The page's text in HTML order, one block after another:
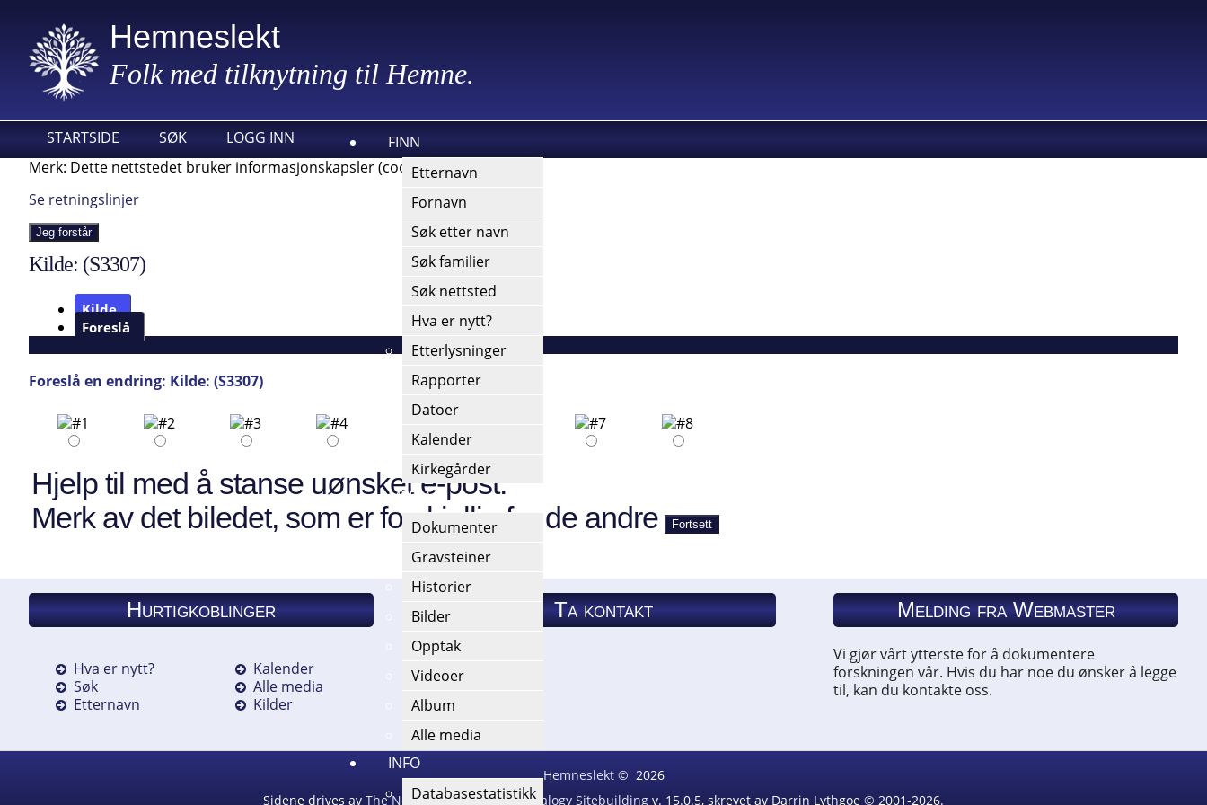
Hemneslekt
Folk med tilknytning til Hemne.
STARTSIDE SØK LOGG INN
FINN
Etternavn
Fornavn
Søk etter navn
Søk familier
Søk nettsted
Hva er nytt?
Etterlysninger
Rapporter
Datoer
Kalender
Kirkegårder
MEDIA
Dokumenter
Gravsteiner
Historier
Bilder
Opptak
Videoer
Album
Alle media
INFO
Databasestatistikk
Merk: Dette nettstedet bruker informasjonskapsler (cookies).
Se retningslinjer
Jeg forstår
Kilde: (S3307)
Kilde
Foreslå
Foreslå en endring: Kilde: (S3307)
Hjelp til med å stanse uønsket e-post.
Merk av det biledet, som er forskjellig fra de andre
Hurtigkoblinger
Hva er nytt?
Søk
Etternavn
Kalender
Alle media
Kilder
Ta kontakt
Ta kontakt
Etternavnliste
Melding fra Webmaster
Vi gjør vårt ytterste for å dokumentere
forskningen vår. Hvis du har noe du ønsker å legge
til, kan du kontakte oss.
Hemneslekt© 2026
Sidene drives av The Next Generation of Genealogy Sitebuilding v. 15.0.5, skrevet av Darrin Lythgoe © 2001-2026.